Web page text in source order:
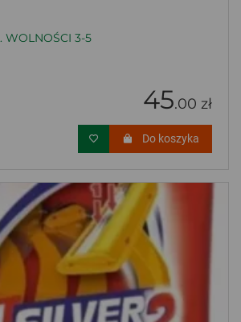
WOLNOŚCI 3-5
45.00 zł
Do koszyka